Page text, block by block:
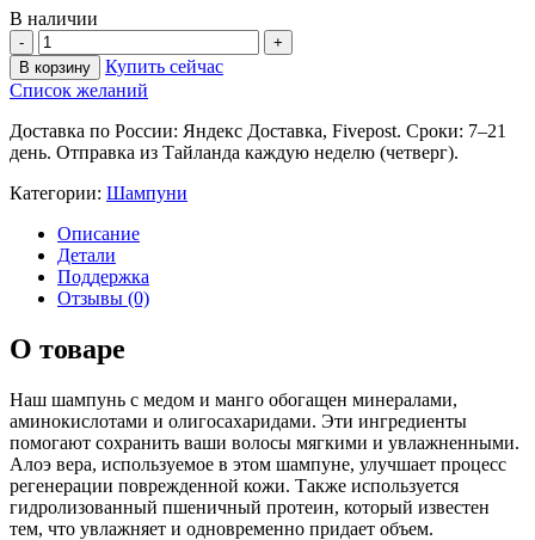
В наличии
В корзину
Купить сейчас
Список желаний
Доставка по России: Яндекс Доставка, Fivepost. Сроки: 7–21
день. Отправка из Тайланда каждую неделю (четверг).
Категории: Шампуни
Описание
Детали
Поддержка
Отзывы (0)
О товаре
Наш шампунь с медом и манго обогащен минералами,
аминокислотами и олигосахаридами. Эти ингредиенты
помогают сохранить ваши волосы мягкими и увлажненными.
Алоэ вера, используемое в этом шампуне, улучшает процесс
регенерации поврежденной кожи. Также используется
гидролизованный пшеничный протеин, который известен
тем, что увлажняет и одновременно придает объем.